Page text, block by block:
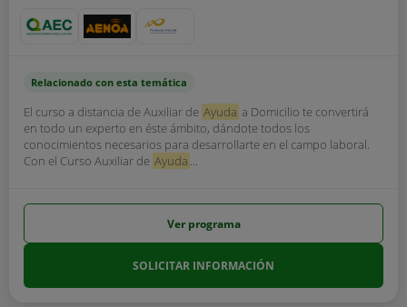
Relacionado con esta temática
El curso a distancia de Auxiliar de Ayuda a Domicilio te convertirá
en todo un experto en éste ámbito, dándote todos los
conocimientos necesarios para desarrollarte en el campo laboral.
Con el Curso Auxiliar de Ayuda ...
Ver programa
SOLICITAR INFORMACIÓN